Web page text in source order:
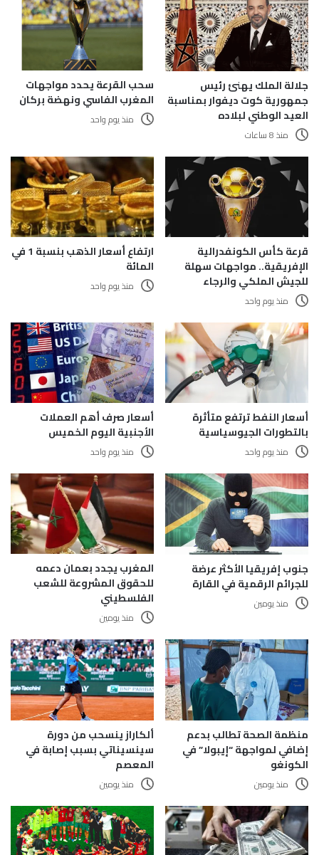
جلالة الملك يهنئ رئيس
جمهورية كوت ديفوار بمناسبة
العيد الوطني لبلاده
منذ 8 ساعات
سحب القرعة يحدد مواجهات
المغرب الفاسي ونهضة بركان
منذ يوم واحد
قرعة كأس الكونفدرالية
الإفريقية.. مواجهات سهلة
للجيش الملكي والرجاء
منذ يوم واحد
ارتفاع أسعار الذهب بنسبة 1 في
المائة
منذ يوم واحد
أسعار النفط ترتفع متأثرة
بالتطورات الجيوسياسية
منذ يوم واحد
أسعار صرف أهم العملات
الأجنبية اليوم الخميس
منذ يوم واحد
جنوب إفريقيا الأكثر عرضة
للجرائم الرقمية في القارة
منذ يومين
المغرب يجدد بعمان دعمه
للحقوق المشروعة للشعب
الفلسطيني
منذ يومين
منظمة الصحة تطالب بدعم
إضافي لمواجهة “إيبولا” في
الكونغو
منذ يومين
ألكاراز ينسحب من دورة
سينسيناتي بسبب إصابة في
المعصم
منذ يومين